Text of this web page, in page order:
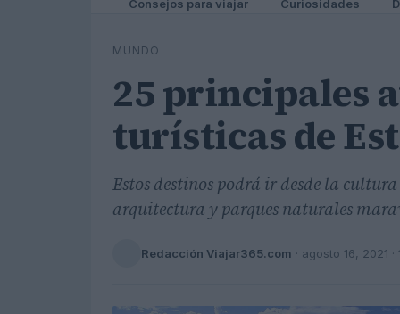
Consejos para viajar Curiosidades
MUNDO
25 principales
turísticas de
Estos destinos podrá ir desde la
arquitectura y parques naturales
Redacción Viajar365.com · agosto 16, 2021